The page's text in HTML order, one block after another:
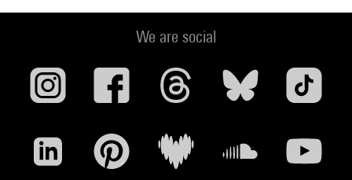
We are social